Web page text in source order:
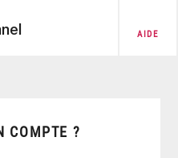
AIDE
COMPTE ?